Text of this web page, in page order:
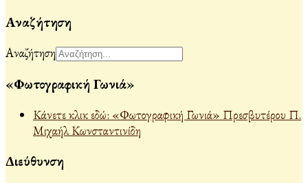
Αναζήτηση
Αναζήτηση
«Φωτογραφική Γωνιά»
Κάνετε κλικ εδώ: «Φωτογραφική Γωνιά» Πρεσβυτέρου Π.
Μιχαήλ Κωνσταντινίδη
Διεύθυνση